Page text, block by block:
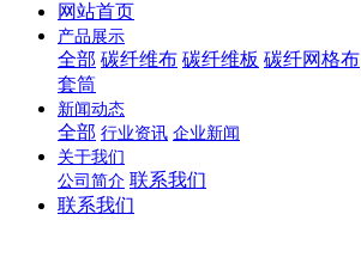
网站首页
产品展示
全部 碳纤维布 碳纤维板 碳纤网格布
套筒
新闻动态
全部 行业资讯 企业新闻
关于我们
公司简介 联系我们
联系我们